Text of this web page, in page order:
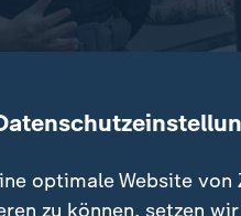
wurde zur
die Opposition
optimale Website von
zu können, setzen